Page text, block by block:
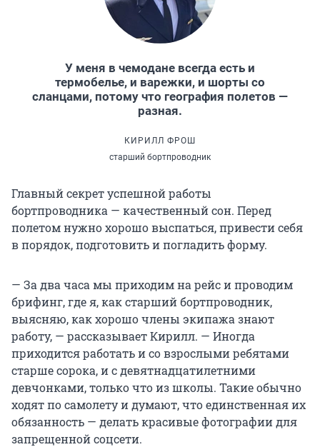
У меня в чемодане всегда есть и
термобелье, и варежки, и шорты со
сланцами, потому что география полетов —
разная.
КИРИЛЛ ФРОШ
старший бортпроводник
Главный секрет успешной работы
бортпроводника — качественный сон. Перед
полетом нужно хорошо выспаться, привести себя
в порядок, подготовить и погладить форму.
— За два часа мы приходим на рейс и проводим
брифинг, где я, как старший бортпроводник,
выясняю, как хорошо члены экипажа знают
работу, — рассказывает Кирилл. — Иногда
приходится работать и со взрослыми ребятами
старше сорока, и с девятнадцатилетними
девчонками, только что из школы. Такие обычно
ходят по самолету и думают, что единственная их
обязанность — делать красивые фотографии для
запрещенной соцсети.